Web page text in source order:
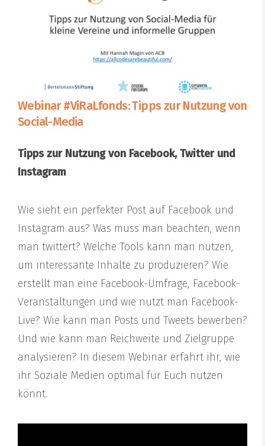
Webinar #ViRaLfonds: Tipps zur Nutzung von
Social-Media
Tipps zur Nutzung von Facebook, Twitter und
Instagram
Wie sieht ein perfekter Post auf Facebook und
Instagram aus? Was muss man beachten, wenn
man twittert? Welche Tools kann man nutzen,
um interessante Inhalte zu produzieren? Wie
erstellt man eine Facebook-Umfrage, Facebook-
Veranstaltungen und wie nutzt man Facebook-
Live? Wie kann man Posts und Tweets bewerben?
Und wie kann man Reichweite und Zielgruppe
analysieren? In diesem Webinar erfahrt ihr, wie
ihr Soziale Medien optimal für Euch nutzen
könnt.